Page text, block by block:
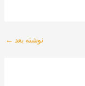
نوشته بعد ←